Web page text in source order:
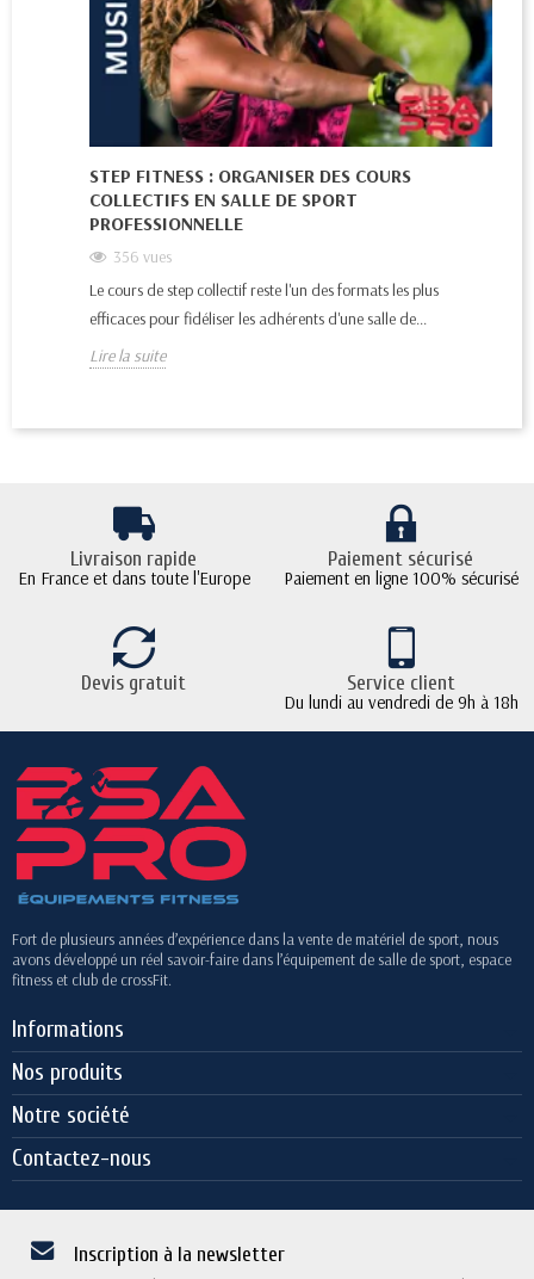
STEP FITNESS : ORGANISER DES COURS
COLLECTIFS EN SALLE DE SPORT
PROFESSIONNELLE
356 vues
Le cours de step collectif reste l'un des formats les plus
efficaces pour fidéliser les adhérents d'une salle de...
Lire la suite
Livraison rapide
En France et dans toute l'Europe
Paiement sécurisé
Paiement en ligne 100% sécurisé
Devis gratuit Service client
Du lundi au vendredi de 9h à 18h
Fort de plusieurs années d’expérience dans la vente de matériel de sport, nous
avons développé un réel savoir-faire dans l’équipement de salle de sport, espace
fitness et club de crossFit.
Informations
Nos produits
Notre société
Contactez-nous
Inscription à la newsletter